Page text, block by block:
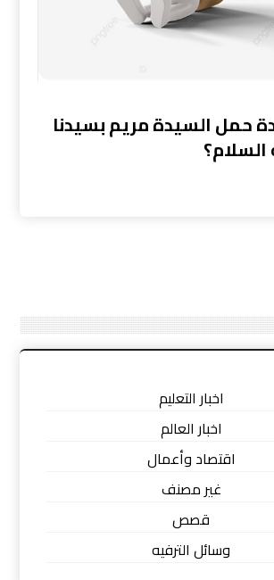
حمل السيدة مريم بسيدنا
اخبار التعليم
اخبار العالم
اقتصاد وأعمال
غير مصنف
قصص
وسائل الترفيه